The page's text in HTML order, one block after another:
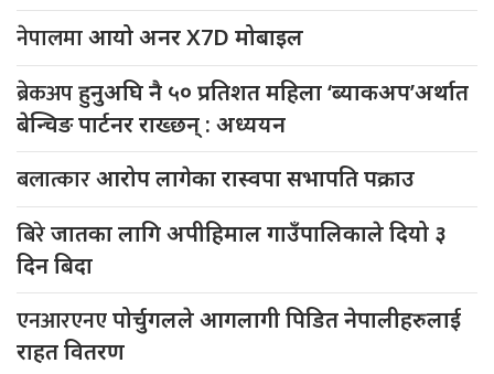
नेपालमाआयो अनर X7D मोबाइल
ब्रेकअपहुनुअघि नै ५० प्रतिशत महिला ‘ब्याकअप’अर्थात
बेन्चिङ पार्टनर राख्छन् : अध्ययन
बलात्कारआरोप लागेका रास्वपा सभापति पक्राउ
बिरेजातका लागि अपीहिमाल गाउँपालिकाले दियो ३
दिन बिदा
एनआरएनएपोर्चुगलले आगलागी पिडित नेपालीहरुलाई
राहत वितरण